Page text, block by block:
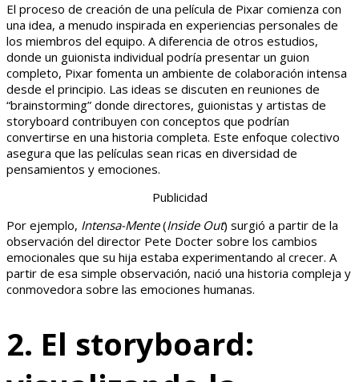
El proceso de creación de una película de Pixar comienza con
una idea, a menudo inspirada en experiencias personales de
los miembros del equipo. A diferencia de otros estudios,
donde un guionista individual podría presentar un guion
completo, Pixar fomenta un ambiente de colaboración intensa
desde el principio. Las ideas se discuten en reuniones de
“brainstorming” donde directores, guionistas y artistas de
storyboard contribuyen con conceptos que podrían
convertirse en una historia completa. Este enfoque colectivo
asegura que las películas sean ricas en diversidad de
pensamientos y emociones.
Publicidad
Por ejemplo, Intensa-Mente(Inside Out) surgió a partir de la
observación del director Pete Docter sobre los cambios
emocionales que su hija estaba experimentando al crecer. A
partir de esa simple observación, nació una historia compleja y
conmovedora sobre las emociones humanas.
2. El storyboard: